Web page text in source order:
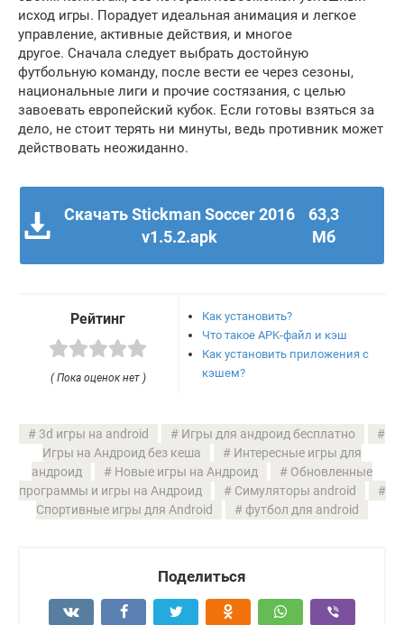
исход игры. Порадует идеальная анимация и легкое
управление, активные действия, и многое
другое. Сначала следует выбрать достойную
футбольную команду, после вести ее через сезоны,
национальные лиги и прочие состязания, с целью
завоевать европейский кубок. Если готовы взяться за
дело, не стоит терять ни минуты, ведь противник может
действовать неожиданно.
Скачать Stickman Soccer 2016
v1.5.2.apk
63,3
Мб
Рейтинг
( Пока оценок нет )
Как установить?
Что такое APK-файл и кэш
Как установить приложения с
кэшем?
3d игры на android
Игры для андроид бесплатно
Игры на Андроид без кеша
Интересные игры для
андроид
Новые игры на Андроид
Обновленные
программы и игры на Андроид
Симуляторы android
Спортивные игры для Android
футбол для android
Поделиться